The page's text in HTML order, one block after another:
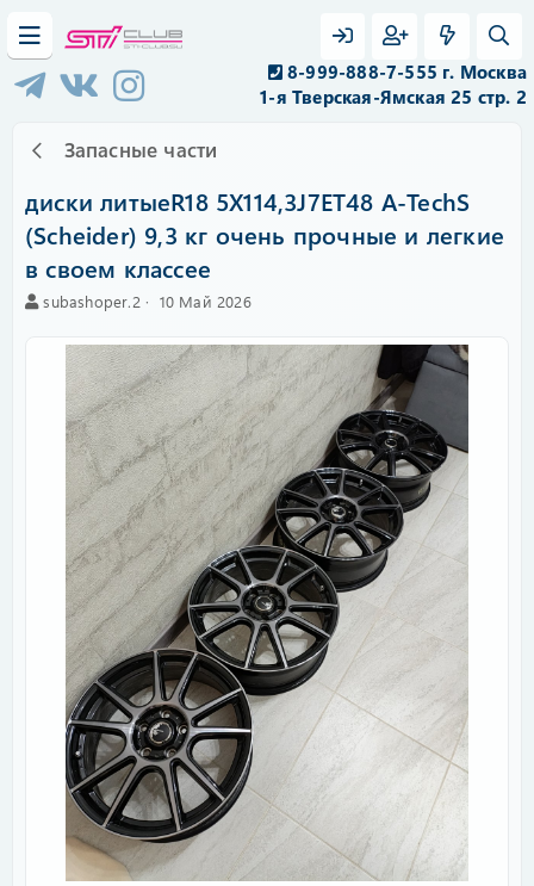
8-999-888-7-555 г. Москва
1-я Тверская-Ямская 25 стр. 2
Запасные части
диски литыеR18 5X114,3J7ET48 A-TechS
(Scheider) 9,3 кг очень прочные и легкие
в своем классее
А
subashoper.2
C
e
a
t
i
o
n
d
a
t
e
10 Май 2026